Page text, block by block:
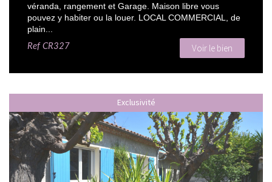
véranda, rangement et Garage. Maison libre vous
pouvez y habiter ou la louer. LOCAL COMMERCIAL, de
plain...
Ref CR327 Voir le bien
Exclusivité